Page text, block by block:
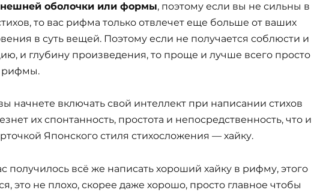
оболочки или формы, поэтому если вы не сильны в
то вас рифма только отвлечет еще больше от ваших
в суть вещей. Поэтому если не получается соблюсти и
и глубину произведения, то проще и лучше всего просто
рифмы.
начнете включать свой интеллект при написании стихов
их спонтанность, простота и непосредственность, что и
Японского стиля стихосложения — хайку.
получилось всё же написать хороший хайку в рифму, этого
это не плохо, скорее даже хорошо, просто главное чтобы